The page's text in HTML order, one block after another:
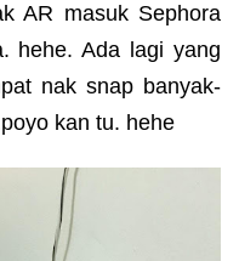
AR masuk Sephora
hehe. Ada lagi yang
nak snap banyak-
kan tu. hehe